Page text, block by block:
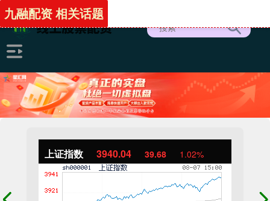
上证指数 3940.04 39.68 1.02%
九融配资 相关话题